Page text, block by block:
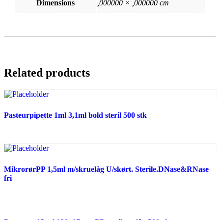
Dimensions ,000000 × ,000000 cm
Related products
Pasteurpipette 1ml 3,1ml bold steril 500 stk
MikrorørPP 1,5ml m/skruelåg U/skørt. Sterile.DNase&RNase
fri